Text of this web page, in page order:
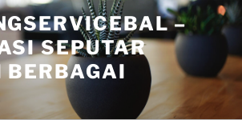
–
SEPUTAR